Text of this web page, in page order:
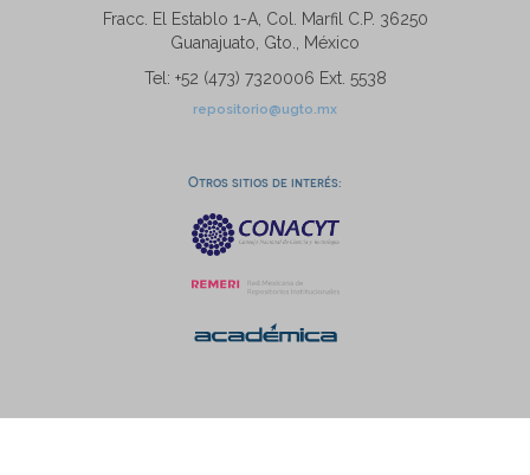
Fracc. El Establo 1-A, Col. Marfil C.P. 36250
Guanajuato, Gto., México
Tel: +52 (473) 7320006 Ext. 5538
repositorio@ugto.mx
Otros sitios de interés: